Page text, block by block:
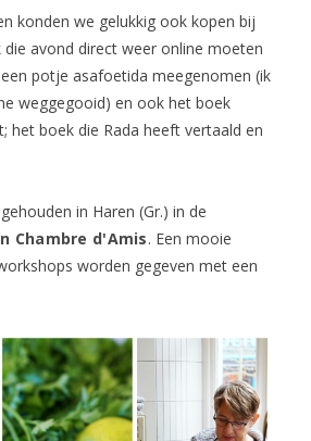
konden we gelukkig ook kopen bij
die avond direct weer online moeten
potje asafoetida meegenomen (ik
weggegooid) en ook het boek
het boek die Rada heeft vertaald en
in Haren (Gr.) in de
Chambre d'Amis. Een mooie
worden gegeven met een